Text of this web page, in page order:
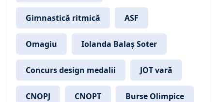
Gimnastică ritmică ASF
Omagiu Iolanda Balaș Soter
Concurs design medalii JOT vară
CNOPJ CNOPT Burse Olimpice